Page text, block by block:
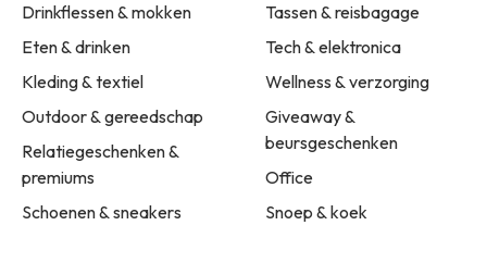
Drinkflessen & mokken
Eten & drinken
Kleding & textiel
Outdoor & gereedschap
Relatiegeschenken &
premiums
Schoenen & sneakers
Tassen & reisbagage
Tech & elektronica
Wellness & verzorging
Giveaway &
beursgeschenken
Office
Snoep & koek